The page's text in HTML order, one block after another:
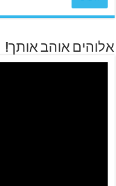
אלוהים אוהב אותך!